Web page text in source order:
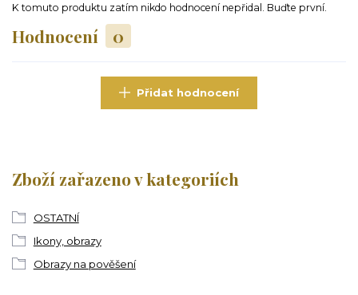
Hodnocení 0
K tomuto produktu zatím nikdo hodnocení nepřidal. Buďte první.
Přidat hodnocení
Zboží zařazeno v kategoriích
OSTATNÍ
Ikony, obrazy
Obrazy na pověšení